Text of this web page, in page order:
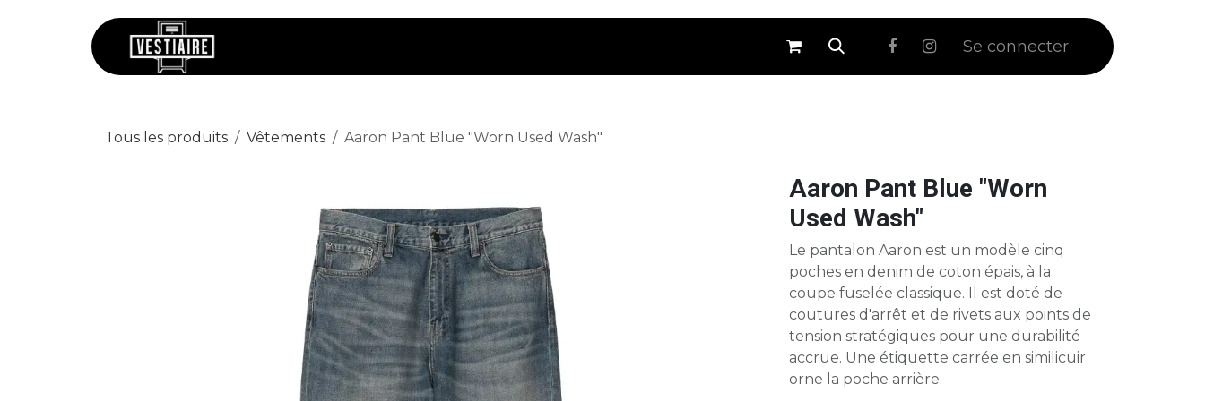
⚪ Soldes Se connecter
Tous les produits Vêtements Aaron Pant Blue "Worn Used Wash"
Aaron Pant Blue "Worn
Used Wash"
Le pantalon Aaron est un modèle cinq
poches en denim de coton épais, à la
coupe fuselée classique. Il est doté de
coutures d'arrêt et de rivets aux points de
tension stratégiques pour une durabilité
accrue. Une étiquette carrée en similicuir
orne la poche arrière.